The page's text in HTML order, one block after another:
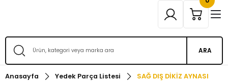
ARA
Anasayfa Yedek Parça Listesi SAĞ DIŞ DİKİZ AYNASI